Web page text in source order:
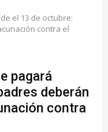
el 13 de octubre:
contra el
pagará
deberán
contra